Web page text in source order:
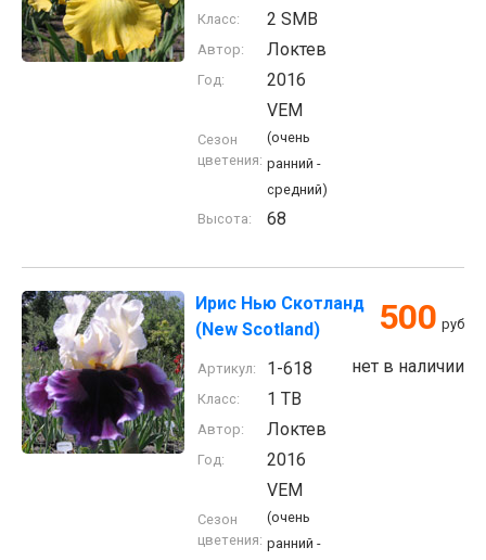
Класс: 2 SMB
Автор: Локтев
Год: 2016
Сезон
цветения:
VEM
(очень
ранний -
средний)
Высота:
68
Ирис Нью Скотланд
(New Scotland)
500 руб
нет в наличии
Артикул: 1-618
Класс: 1 TB
Автор: Локтев
Год: 2016
Сезон
цветения:
VEM
(очень
ранний -